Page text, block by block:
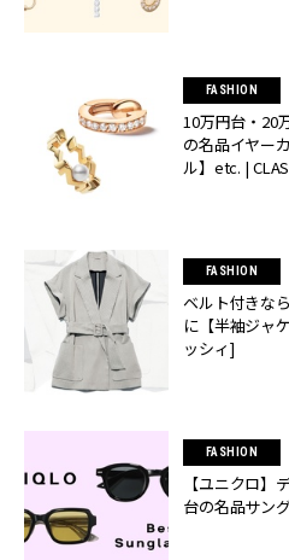
FASHION
10万円台・20
の名品イヤー
ル】etc. |
FASHION
ベルト付きな
に【半袖ジャ
ッシィ]
FASHION
【ユニクロ】
台の名品サン